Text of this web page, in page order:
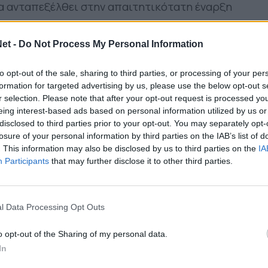
- Do Not Process My Personal Information
opt-out of the sale, sharing to third parties, or processing of your
for targeted advertising by us, please use the below opt-out
selection. Please note that after your opt-out request is processed
interest-based ads based on personal information utilized by us
to third parties prior to your opt-out. You may separately
of your personal information by third parties on the IAB’s list of
This information may also be disclosed by us to third parties on the
Participants that may further disclose it to other third parties.
Data Processing Opt Outs
opt-out of the Sharing of my personal data.
ανταπεξέλθει στην απαιτητικότατη έναρξη
Ανέστη, Κορνέλιους, Λάρσον, Χουχούμη,
Ντουάρτε και Καρέλη στο
μας
για την εκτός
απέναντι στον
τον Τιλίκα, με προβολή από το ύψος της
όμως στο 22′, με τον Λιάβα να «βρίσκει»